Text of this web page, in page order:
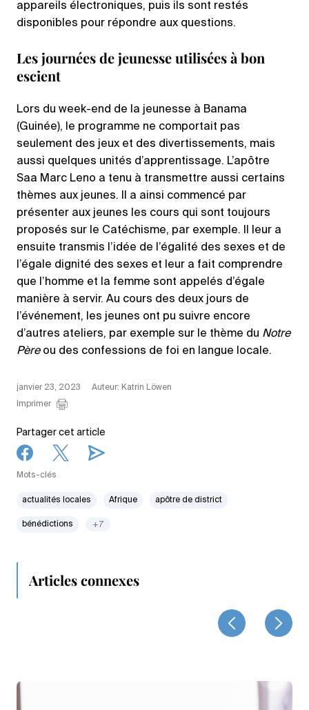
appareils électroniques, puis ils sont restés
disponibles pour répondre aux questions.
Les journées de jeunesse utilisées à bon
escient
Lors du week-end de la jeunesse à Banama
(Guinée), le programme ne comportait pas
seulement des jeux et des divertissements, mais
aussi quelques unités d’apprentissage. L’apôtre
Saa Marc Leno a tenu à transmettre aussi certains
thèmes aux jeunes. Il a ainsi commencé par
présenter aux jeunes les cours qui sont toujours
proposés sur le Catéchisme, par exemple. Il leur a
ensuite transmis l’idée de l’égalité des sexes et de
l’égale dignité des sexes et leur a fait comprendre
que l’homme et la femme sont appelés d’égale
manière à servir. Au cours des deux jours de
l’événement, les jeunes ont pu suivre encore
d’autres ateliers, par exemple sur le thème du Notre
Pèreou des confessions de foi en langue locale.
janvier 23, 2023
Auteur: Katrin Löwen
Imprimer
Partager cet article
Mots-clés
actualités locales Afrique apôtre de district
bénédictions +7
Articles connexes